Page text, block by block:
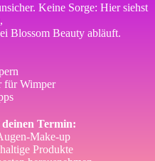
Keine Sorge: Hier siehst
Blossom Beauty abläuft.
für Wimper
Termin:
Make-up
Produkte